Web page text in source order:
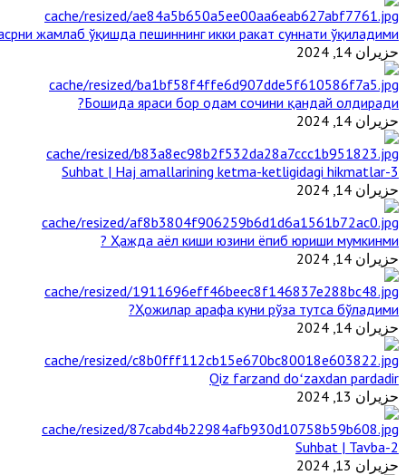
жамлаб ўқишда пешиннинг икки ракат суннати ўқиладими?
حزيران 14, 2024
Бошида яраси бор одам сочини қандай олдиради?
حزيران 14, 2024
3-Suhbat | Haj amallarining ketma-ketligidagi hikmatlar
حزيران 14, 2024
Ҳажда аёл киши юзини ёпиб юриши мумкинми ?
حزيران 14, 2024
Ҳожилар арафа куни рўза тутса бўладими?
حزيران 14, 2024
Qiz farzand doʻzaxdan pardadir
حزيران 13, 2024
2-Suhbat | Tavba
حزيران 13, 2024